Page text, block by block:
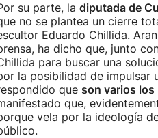
su parte, la diputada de
no se plantea un cierre
Eduardo Chillida.
ha dicho que, junto
para buscar una
la posibilidad de impulsar
que son varios
que,
vela por la ideología